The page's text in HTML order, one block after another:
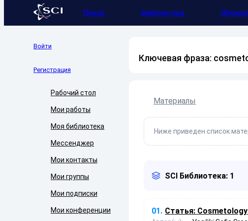
Поиск Библиотека
Войти
Регистрация
Рабочий стол
Мои работы
Моя библиотека
Мессенджер
Мои контакты
Мои группы
Мои подписки
Мои конференции
Ключевая фраза:
Материалы
Ниже приведен список
SCI Библиотека: 1
01. Статья: